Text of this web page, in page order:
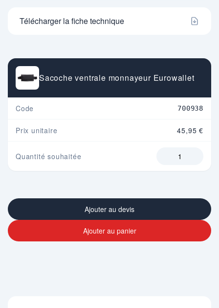
Télécharger la fiche technique
Sacoche ventrale monnayeur Eurowallet
Code 700938
Prix unitaire 45,95 €
Quantité souhaitée
Ajouter au devis
Ajouter au panier